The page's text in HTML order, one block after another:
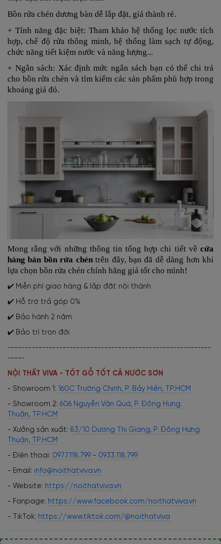
Bồn rửa chén dương bàn dễ lắp đặt, giá thành rẻ.
+ Tính năng đặc biệt: Tham khảo hệ thống lọc nước tích
hợp, chế độ rửa thông minh, hệ thống làm sạch tự động,
chức năng tiết kiệm nước và năng lượng...
+ Ngân sách: Xác định mức ngân sách bạn có thể chi trả
cho bồn rửa chén và tìm kiếm các sản phẩm phù hợp trong
khoảng giá đó.
Mong rằng với những thông tin tổng hợp chi tiết về cửa
hàng bán bồn rửa chéntrên đây, bạn đã dễ dàng hơn khi
lựa chọn bồn rửa chén chính hãng giá tốt cho mình!
✔️ Miễn phí giao hàng & lắp đặt nội thành
✔️ Hỗ trợ trả góp 0%
✔️ Bảo hành 2 năm
✔️ Bảo trì trọn đời
-----------------------------------------------------------
-----
NỘI THẤT VIVA - TỐT GỖ TỐT CẢ NƯỚC SƠN
- Showroom 1: 160C Trường Chinh, P. Bảy Hiền, TP.HCM
- Showroom 2: 606 Nguyễn Văn Quá, P. Đông Hưng
Thuận, TP.HCM
- Xưởng sản xuất: 83/10 Dương Thị Giang, P. Đông Hưng
Thuận, TP.HCM
- Điện thoại: 0977.118.799 - 0933.118.799
- Email: info@noithatviva.vn
- Website: https://noithatviva.vn
- Fanpage: https://www.facebook.com/noithatviva.vn
- TikTok: https://www.tiktok.com/@noithatviva